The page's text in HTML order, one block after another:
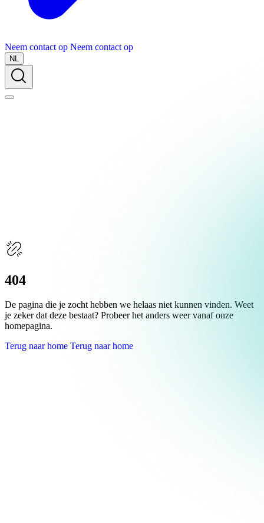
Neem contact op Neem contact op
NL
404
De pagina die je zocht hebben we helaas niet kunnen vinden. Weet
je zeker dat deze bestaat? Probeer het anders weer vanaf onze
homepagina.
Terug naar home Terug naar home